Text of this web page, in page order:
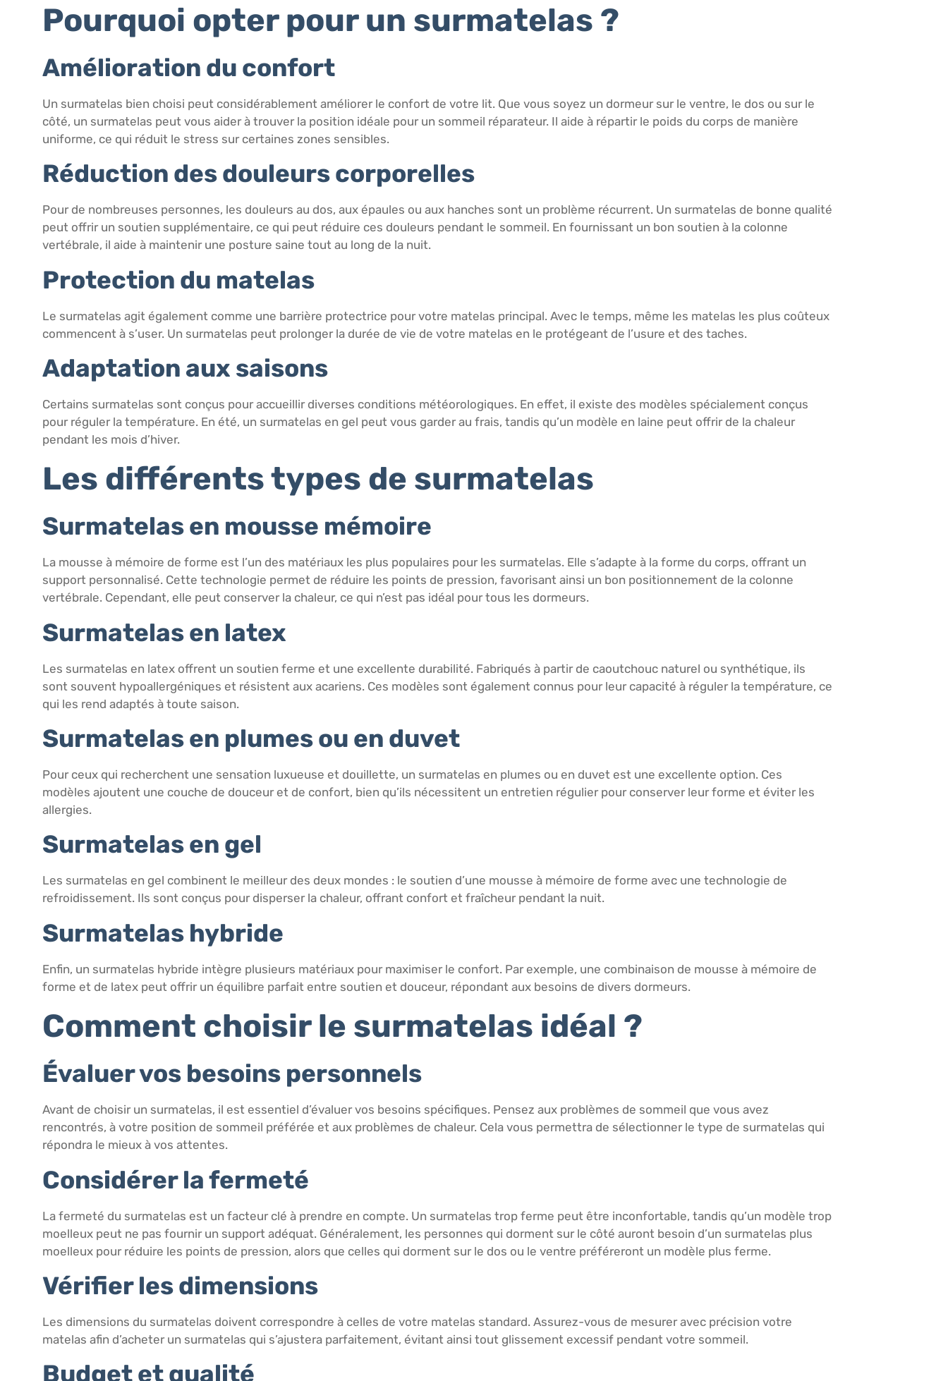
Pourquoi opter pour un surmatelas ?
Amélioration du confort
Un surmatelas bien choisi peut considérablement améliorer le confort de votre lit. Que vous soyez un dormeur sur le ventre, le dos ou sur le
côté, un surmatelas peut vous aider à trouver la position idéale pour un sommeil réparateur. Il aide à répartir le poids du corps de manière
uniforme, ce qui réduit le stress sur certaines zones sensibles.
Réduction des douleurs corporelles
Pour de nombreuses personnes, les douleurs au dos, aux épaules ou aux hanches sont un problème récurrent. Un surmatelas de bonne qualité
peut offrir un soutien supplémentaire, ce qui peut réduire ces douleurs pendant le sommeil. En fournissant un bon soutien à la colonne
vertébrale, il aide à maintenir une posture saine tout au long de la nuit.
Protection du matelas
Le surmatelas agit également comme une barrière protectrice pour votre matelas principal. Avec le temps, même les matelas les plus coûteux
commencent à s’user. Un surmatelas peut prolonger la durée de vie de votre matelas en le protégeant de l’usure et des taches.
Adaptation aux saisons
Certains surmatelas sont conçus pour accueillir diverses conditions météorologiques. En effet, il existe des modèles spécialement conçus
pour réguler la température. En été, un surmatelas en gel peut vous garder au frais, tandis qu’un modèle en laine peut offrir de la chaleur
pendant les mois d’hiver.
Les différents types de surmatelas
Surmatelas en mousse mémoire
La mousse à mémoire de forme est l’un des matériaux les plus populaires pour les surmatelas. Elle s’adapte à la forme du corps, offrant un
support personnalisé. Cette technologie permet de réduire les points de pression, favorisant ainsi un bon positionnement de la colonne
vertébrale. Cependant, elle peut conserver la chaleur, ce qui n’est pas idéal pour tous les dormeurs.
Surmatelas en latex
Les surmatelas en latex offrent un soutien ferme et une excellente durabilité. Fabriqués à partir de caoutchouc naturel ou synthétique, ils
sont souvent hypoallergéniques et résistent aux acariens. Ces modèles sont également connus pour leur capacité à réguler la température, ce
qui les rend adaptés à toute saison.
Surmatelas en plumes ou en duvet
Pour ceux qui recherchent une sensation luxueuse et douillette, un surmatelas en plumes ou en duvet est une excellente option. Ces
modèles ajoutent une couche de douceur et de confort, bien qu’ils nécessitent un entretien régulier pour conserver leur forme et éviter les
allergies.
Surmatelas en gel
Les surmatelas en gel combinent le meilleur des deux mondes : le soutien d’une mousse à mémoire de forme avec une technologie de
refroidissement. Ils sont conçus pour disperser la chaleur, offrant confort et fraîcheur pendant la nuit.
Surmatelas hybride
Enfin, un surmatelas hybride intègre plusieurs matériaux pour maximiser le confort. Par exemple, une combinaison de mousse à mémoire de
forme et de latex peut offrir un équilibre parfait entre soutien et douceur, répondant aux besoins de divers dormeurs.
Comment choisir le surmatelas idéal ?
Évaluer vos besoins personnels
Avant de choisir un surmatelas, il est essentiel d’évaluer vos besoins spécifiques. Pensez aux problèmes de sommeil que vous avez
rencontrés, à votre position de sommeil préférée et aux problèmes de chaleur. Cela vous permettra de sélectionner le type de surmatelas qui
répondra le mieux à vos attentes.
Considérer la fermeté
La fermeté du surmatelas est un facteur clé à prendre en compte. Un surmatelas trop ferme peut être inconfortable, tandis qu’un modèle trop
moelleux peut ne pas fournir un support adéquat. Généralement, les personnes qui dorment sur le côté auront besoin d’un surmatelas plus
moelleux pour réduire les points de pression, alors que celles qui dorment sur le dos ou le ventre préféreront un modèle plus ferme.
Vérifier les dimensions
Les dimensions du surmatelas doivent correspondre à celles de votre matelas standard. Assurez-vous de mesurer avec précision votre
matelas afin d’acheter un surmatelas qui s’ajustera parfaitement, évitant ainsi tout glissement excessif pendant votre sommeil.
Budget et qualité